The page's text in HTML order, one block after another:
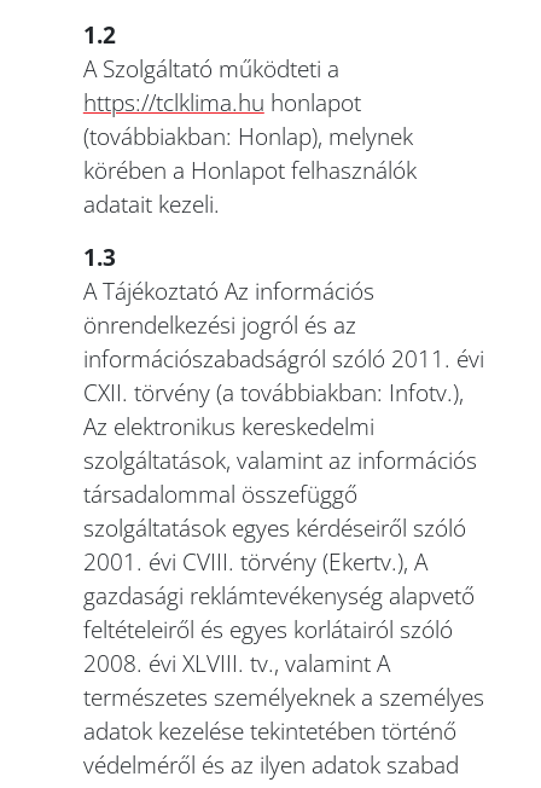
1.2
A Szolgáltató működteti a
https://tclklima.hu honlapot
(továbbiakban: Honlap), melynek
körében a Honlapot felhasználók
adatait kezeli.
1.3
A Tájékoztató Az információs
önrendelkezési jogról és az
információszabadságról szóló 2011. évi
CXII. törvény (a továbbiakban: Infotv.),
Az elektronikus kereskedelmi
szolgáltatások, valamint az információs
társadalommal összefüggő
szolgáltatások egyes kérdéseiről szóló
2001. évi CVIII. törvény (Ekertv.), A
gazdasági reklámtevékenység alapvető
feltételeiről és egyes korlátairól szóló
2008. évi XLVIII. tv., valamint A
természetes személyeknek a személyes
adatok kezelése tekintetében történő
védelméről és az ilyen adatok szabad